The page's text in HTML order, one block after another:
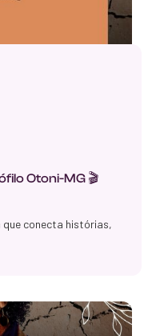
Otoni-MG 🎬
que conecta histórias,